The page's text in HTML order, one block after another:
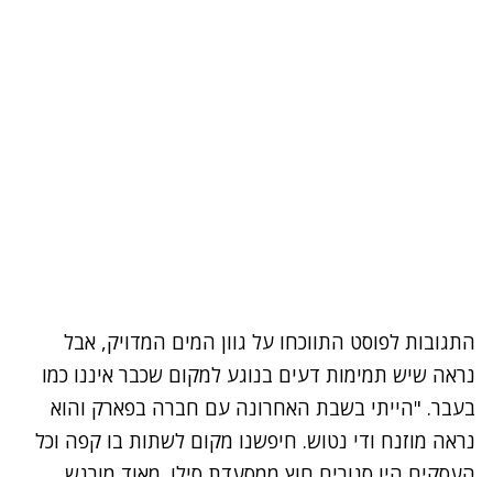
התגובות לפוסט התווכחו על גוון המים המדויק, אבל
נראה שיש תמימות דעים בנוגע למקום שכבר איננו כמו
בעבר. "הייתי בשבת האחרונה עם חברה בפארק והוא
נראה מוזנח ודי נטוש. חיפשנו מקום לשתות בו קפה וכל